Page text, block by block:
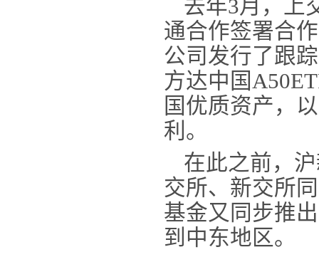
去年3月，上
通合作签署合
公司发行了跟
方达中国
国优质资产，
利。
在此之前，
交所、新交所
基金又同步推
到中东地区。